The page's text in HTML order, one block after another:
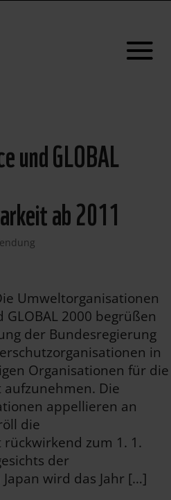
und GLOBAL
ab 2011
Umweltorganisationen
2000 begrüßen
der Bundesregierung
in
Organisationen für die
Die
appellieren an
die
zum 1. 1.
der
wird das Jahr […]